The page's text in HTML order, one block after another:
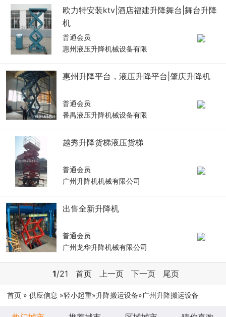
欧力特安装ktv|酒店福建升降舞台|舞台升降
机
普通会员
惠州液压升降机械设备有限
惠州升降平台，液压升降平台|肇庆升降机
普通会员
番禺液压升降机械设备有限
越秀升降货梯液压货梯
普通会员
广州升降机机械有限公司
出售全新升降机
普通会员
广州龙华升降机械有限公司
1/21 首页 上一页 下一页 尾页
首页 » 供应信息 »轻小起重»升降搬运设备»广州升降搬运设备